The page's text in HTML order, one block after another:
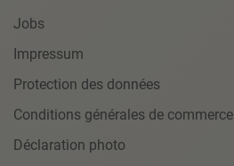
Jobs
Impressum
Protection des données
Conditions générales de commerce
Déclaration photo